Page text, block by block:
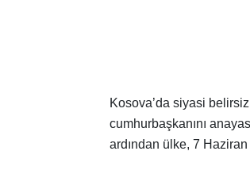
Kosova’da siyasi
cumhurbaşkanını
ardından ülke, 7